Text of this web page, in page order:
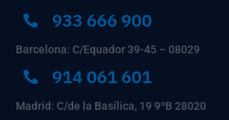
933 666 900
Barcelona: C/Equador 39-45 – 08029
914 061 601
Madrid: C/de la Basílica, 19 9ºB 28020